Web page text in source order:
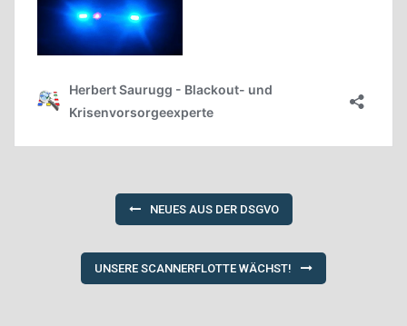
Beitragsnavigation
NEUES AUS DER DSGVO
UNSERE SCANNERFLOTTE WÄCHST!